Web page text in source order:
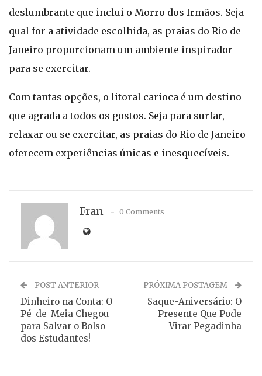
deslumbrante que inclui o Morro dos Irmãos. Seja
qual for a atividade escolhida, as praias do Rio de
Janeiro proporcionam um ambiente inspirador
para se exercitar.
Com tantas opções, o litoral carioca é um destino
que agrada a todos os gostos. Seja para surfar,
relaxar ou se exercitar, as praias do Rio de Janeiro
oferecem experiências únicas e inesquecíveis.
Fran 0 Comments
POST ANTERIOR
Dinheiro na Conta: O
Pé-de-Meia Chegou
para Salvar o Bolso
dos Estudantes!
PRÓXIMA POSTAGEM
Saque-Aniversário: O
Presente Que Pode
Virar Pegadinha